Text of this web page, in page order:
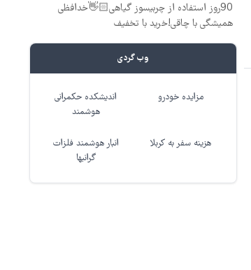
90روز استفاده از چربیسوز گیاهی👋🏻خدافظی
همیشگی با چاقی!خرید با تخفیف
وب گردی
مزایده خودرو
اندیشکده حکمرانی
هوشمند
هزینه سفر به کربلا
انبار هوشمند فلزات
گرانبها